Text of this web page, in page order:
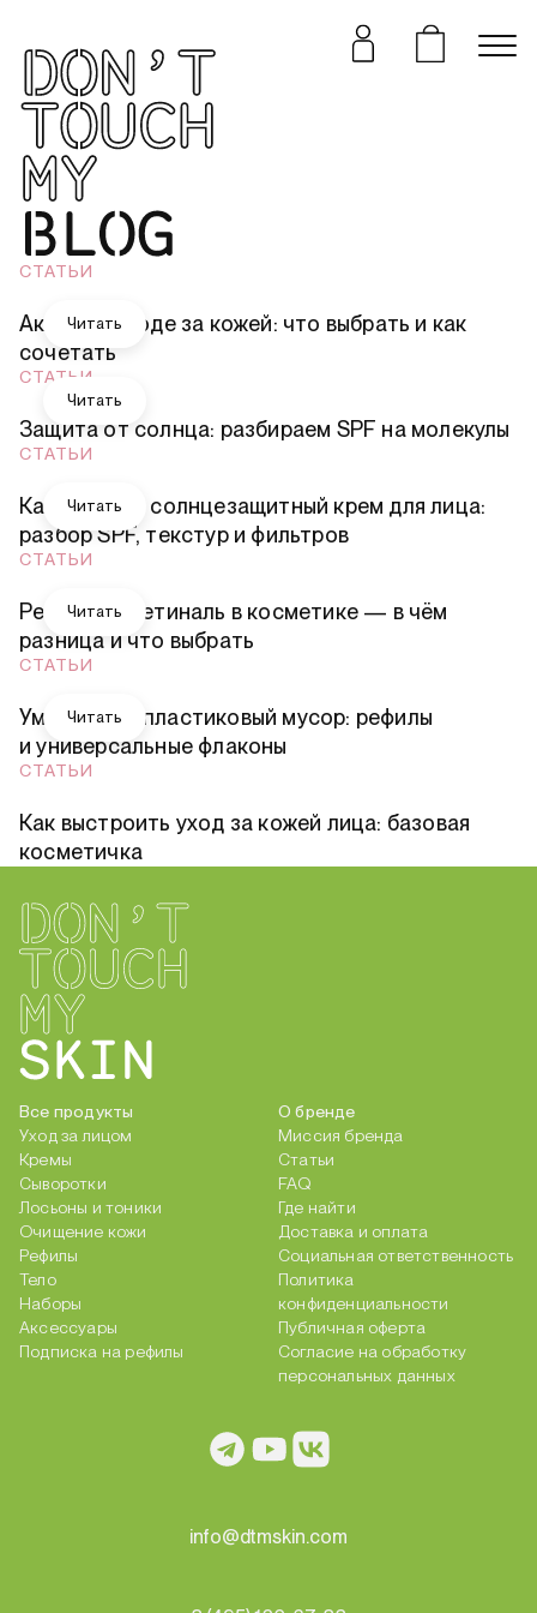
Читать
СТАТЬИ
Активы в уходе за кожей: что выбрать и как
сочетать
Читать
СТАТЬИ
Защита от солнца: разбираем SPF на молекулы
Читать
СТАТЬИ
Как выбрать солнцезащитный крем для лица:
разбор SPF, текстур и фильтров
Читать
СТАТЬИ
Ретинол и ретиналь в косметике — в чём
разница и что выбрать
Читать
СТАТЬИ
Уменьшаем пластиковый мусор: рефилы
и универсальные флаконы
Читать
СТАТЬИ
Как выстроить уход за кожей лица: базовая
косметичка
Все продукты
Уход за лицом
Кремы
Сыворотки
Лосьоны и тоники
Очищение кожи
Рефилы
Тело
Наборы
Аксессуары
Подписка на рефилы
О бренде
Миссия бренда
Статьи
FAQ
Где найти
Доставка и оплата
Социальная ответственность
Политика
конфиденциальности
Публичная оферта
Согласие на обработку
персональных данных
info@dtmskin.com